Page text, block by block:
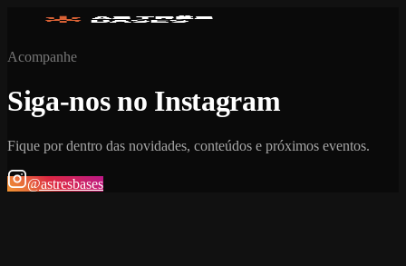
Acompanhe
Siga-nos no Instagram
Fique por dentro das novidades, conteúdos e próximos eventos.
@astresbases